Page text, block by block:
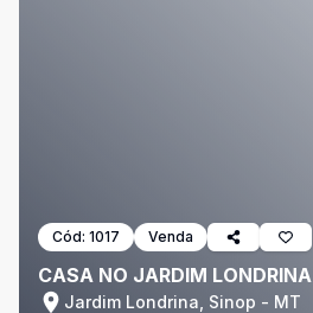
Cód: 1017 Venda
CASA NO JARDIM LONDRINA
Jardim Londrina, Sinop - MT